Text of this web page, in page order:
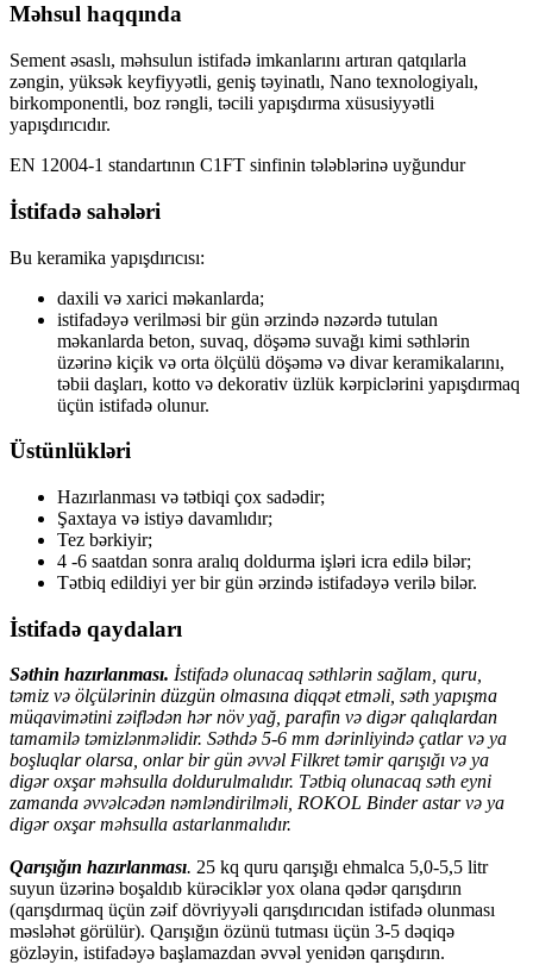
Məhsul haqqında
Sement əsaslı, məhsulun istifadə imkanlarını artıran qatqılarla
zəngin, yüksək keyfiyyətli, geniş təyinatlı, Nano texnologiyalı,
birkomponentli, boz rəngli, təcili yapışdırma xüsusiyyətli
yapışdırıcıdır.
EN 12004-1 standartının C1FT sinfinin tələblərinə uyğundur
İstifadə sahələri
Bu keramika yapışdırıcısı:
daxili və xarici məkanlarda;
istifadəyə verilməsi bir gün ərzində nəzərdə tutulan
məkanlarda beton, suvaq, döşəmə suvağı kimi səthlərin
üzərinə kiçik və orta ölçülü döşəmə və divar keramikalarını,
təbii daşları, kotto və dekorativ üzlük kərpiclərini yapışdırmaq
üçün istifadə olunur.
Üstünlükləri
Hazırlanması və tətbiqi çox sadədir;
Şaxtaya və istiyə davamlıdır;
Tez bərkiyir;
4 -6 saatdan sonra aralıq doldurma işləri icra edilə bilər;
Tətbiq edildiyi yer bir gün ərzində istifadəyə verilə bilər.
İstifadə qaydaları
Səthin hazırlanması. İstifadə olunacaq səthlərin sağlam, quru,
təmiz və ölçülərinin düzgün olmasına diqqət etməli, səth yapışma
müqavimətini zəiflədən hər növ yağ, parafin və digər qalıqlardan
tamamilə təmizlənməlidir. Səthdə 5-6 mm dərinliyində çatlar və ya
boşluqlar olarsa, onlar bir gün əvvəl Filkret təmir qarışığı və ya
digər oxşar məhsulla doldurulmalıdır. Tətbiq olunacaq səth eyni
zamanda əvvəlcədən nəmləndirilməli, ROKOL Binder astar və ya
digər oxşar məhsulla astarlanmalıdır.
Qarışığın hazırlanması. 25 kq quru qarışığı ehmalca 5,0-5,5 litr
suyun üzərinə boşaldıb kürəciklər yox olana qədər qarışdırın
(qarışdırmaq üçün zəif dövriyyəli qarışdırıcıdan istifadə olunması
məsləhət görülür). Qarışığın özünü tutması üçün 3-5 dəqiqə
gözləyin, istifadəyə başlamazdan əvvəl yenidən qarışdırın.